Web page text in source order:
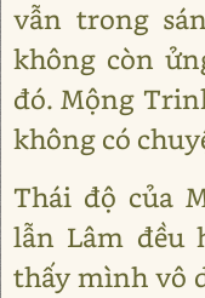
vẫn trong
không còn
đó. Mộng
không có
Thái độ của
lẫn Lâm đều
thấy mình vô